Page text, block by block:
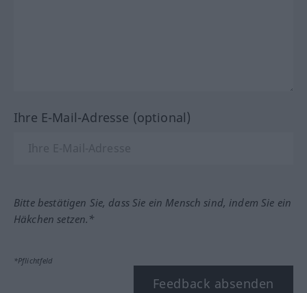
Ihre E-Mail-Adresse (optional)
Bitte bestätigen Sie, dass Sie ein Mensch sind, indem Sie ein
Häkchen setzen.*
*Pflichtfeld
Feedback absenden